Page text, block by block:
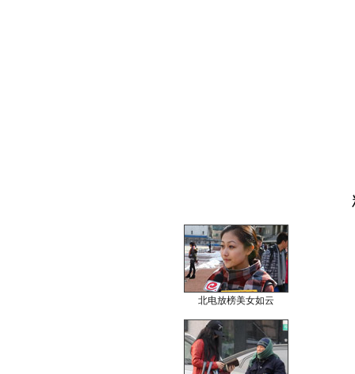
北电放榜美女如云